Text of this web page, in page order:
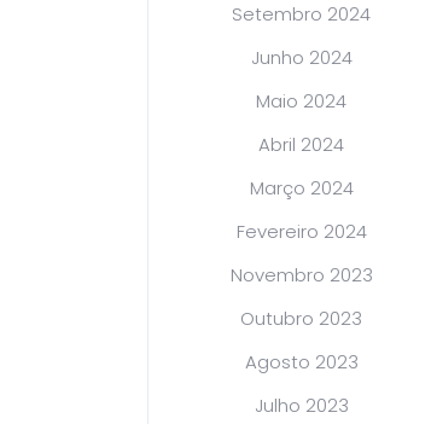
Setembro 2024
Junho 2024
Maio 2024
Abril 2024
Março 2024
Fevereiro 2024
Novembro 2023
Outubro 2023
Agosto 2023
Julho 2023